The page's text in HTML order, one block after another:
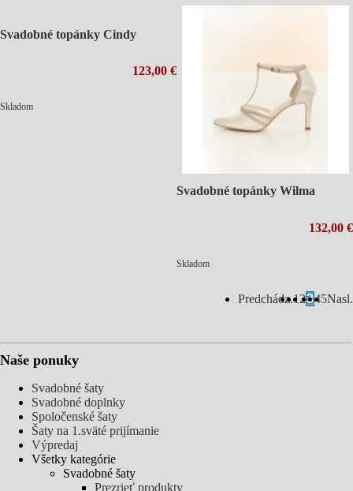
Svadobné topánky Cindy
123,00 €
Skladom
Svadobné topánky Wilma
132,00 €
Skladom
Predchádz.1 2345Nasl.
Naše ponuky
Svadobné šaty
Svadobné doplnky
Spoločenské šaty
Šaty na 1.sväté prijímanie
Výpredaj
Všetky kategórie
Svadobné šaty
Prezrieť produkty